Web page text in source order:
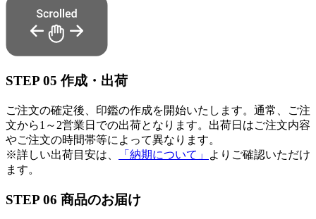
STEP 05 作成・出荷
ご注文の確定後、印鑑の作成を開始いたします。通常、ご注
文から1～2営業日での出荷となります。出荷日はご注文内容
やご注文の時間帯等によって異なります。
※詳しい出荷目安は、
「納期について」
よりご確認いただけ
ます。
STEP 06 商品のお届け